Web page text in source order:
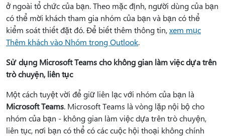
ở ngoài tổ chức của bạn. Theo mặc định, người dùng của bạn
có thể mời khách tham gia nhóm của bạn và bạn có thể
kiểm soát thiết đặt đó. Để biết thêm thông tin,xem mục
Thêm khách vào Nhóm trong Outlook.
Sử dụng Microsoft Teams cho không gian làm việc dựa trên
trò chuyện, liên tục
Một cách tuyệt vời để giữ liên lạc với nhóm của bạn là
Microsoft Teams. Microsoft Teams là vòng lặp nội bộ cho
nhóm của bạn - không gian làm việc dựa trên trò chuyện,
liên tục, nơi bạn có thể có các cuộc hội thoại không chính